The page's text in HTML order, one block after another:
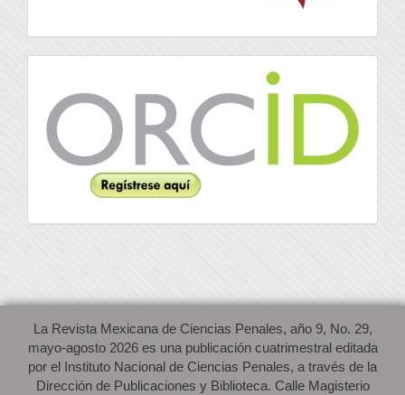
La Revista Mexicana de Ciencias Penales, año 9, No. 29,
mayo-agosto 2026 es una publicación cuatrimestral editada
por el Instituto Nacional de Ciencias Penales, a través de la
Dirección de Publicaciones y Biblioteca. Calle Magisterio